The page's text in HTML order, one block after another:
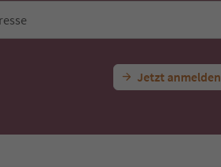
Jetzt anmelden